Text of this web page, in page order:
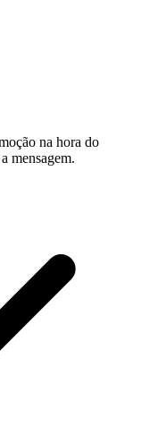
na hora do
mensagem.